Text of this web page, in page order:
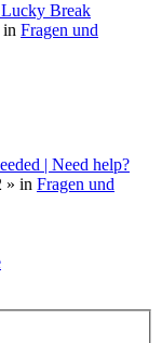
Break
in Fragen und
| Need help?
» in Fragen und